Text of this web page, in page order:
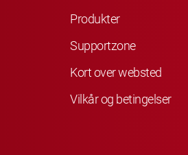
Produkter
Supportzone
Kort over websted
Vilkår og betingelser